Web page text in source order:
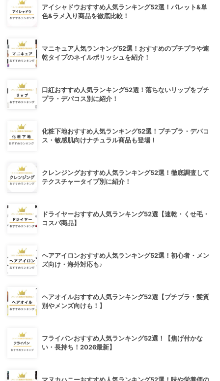
アイシャドウおすすめ人気ランキング52選！パレット&単
色&ラメ入り商品を徹底比較！
マニキュア人気ランキング52選！おすすめのプチプラや速
乾タイプのネイルポリッシュを紹介！
口紅おすすめ人気ランキング52選！落ちないリップをプチ
プラ・デパコス別に紹介！
化粧下地おすすめ人気ランキング52選！プチプラ・デパコ
ス・敏感肌向けナチュラル商品も登場！
クレンジングおすすめ人気ランキング52選！徹底調査して
テクスチャータイプ別に紹介！
ドライヤーおすすめ人気ランキング52選【速乾・くせ毛・
コスパ商品】
ヘアアイロンおすすめ人気ランキング52選！初心者・メン
ズ向け・海外対応も♪
ヘアオイルおすすめ人気ランキング52選【プチプラ・髪質
別やメンズ向けも！】
フライパンおすすめ人気ランキング52選！【焦げ付かな
い・長持ち！2026最新】